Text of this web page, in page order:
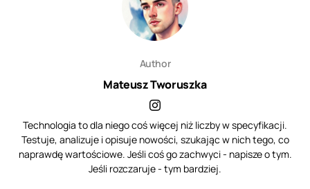
Author
Mateusz Tworuszka
Technologia to dla niego coś więcej niż liczby w specyfikacji.
Testuje, analizuje i opisuje nowości, szukając w nich tego, co
naprawdę wartościowe. Jeśli coś go zachwyci - napisze o tym.
Jeśli rozczaruje - tym bardziej.